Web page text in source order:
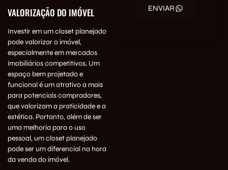
VALORIZAÇÃO DO IMÓVEL
Investir em um closet planejado
pode valorizar o imóvel,
especialmente em mercados
imobiliários competitivos. Um
espaço bem projetado e
funcional é um atrativo a mais
para potenciais compradores,
que valorizam a praticidade e a
estética. Portanto, além de ser
uma melhoria para o uso
pessoal, um closet planejado
pode ser um diferencial na hora
da venda do imóvel.
ENVIAR